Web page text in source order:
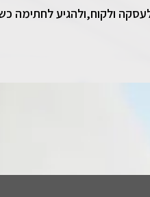
ולקוח,ולהגיע לחתימה